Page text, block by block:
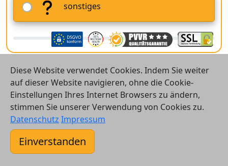
sonstiges
© 2026 Vergleichsrechner24 GmbH
Kontakt
Diese Website verwendet Cookies. Indem Sie weiter
auf dieser Website navigieren, ohne die Cookie-
Einstellungen Ihres Internet Browsers zu ändern,
stimmen Sie unserer Verwendung von Cookies zu.
Datenschutz Impressum
Einverstanden